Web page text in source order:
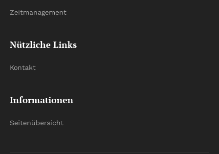
Zeitmanagement
Nützliche Links
Kontakt
Informationen
Seitenübersicht